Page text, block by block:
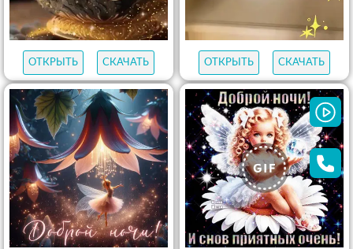
ОТКРЫТЬ СКАЧАТЬ ОТКРЫТЬ СКАЧАТЬ